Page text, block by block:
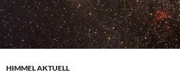
HIMMEL AKTUELL